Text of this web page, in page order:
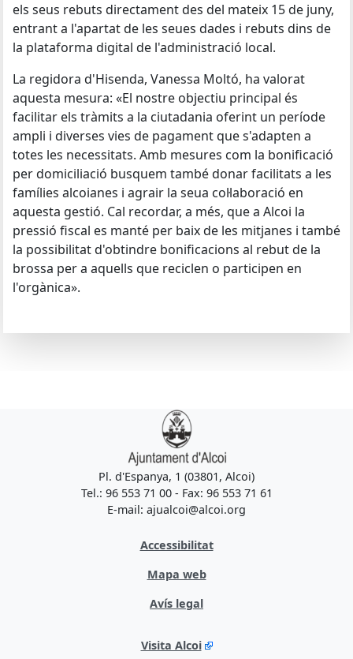
els seus rebuts directament des del mateix 15 de juny,
entrant a l'apartat de les seues dades i rebuts dins de
la plataforma digital de l'administració local.
La regidora d'Hisenda, Vanessa Moltó, ha valorat
aquesta mesura: «El nostre objectiu principal és
facilitar els tràmits a la ciutadania oferint un període
ampli i diverses vies de pagament que s'adapten a
totes les necessitats. Amb mesures com la bonificació
per domiciliació busquem també donar facilitats a les
famílies alcoianes i agrair la seua col·laboració en
aquesta gestió. Cal recordar, a més, que a Alcoi la
pressió fiscal es manté per baix de les mitjanes i també
la possibilitat d'obtindre bonificacions al rebut de la
brossa per a aquells que reciclen o participen en
l'orgànica».
Pl. d'Espanya, 1 (03801, Alcoi)
Tel.: 96 553 71 00 - Fax: 96 553 71 61
E-mail: ajualcoi@alcoi.org
Accessibilitat
Mapa web
Avís legal
Visita Alcoi